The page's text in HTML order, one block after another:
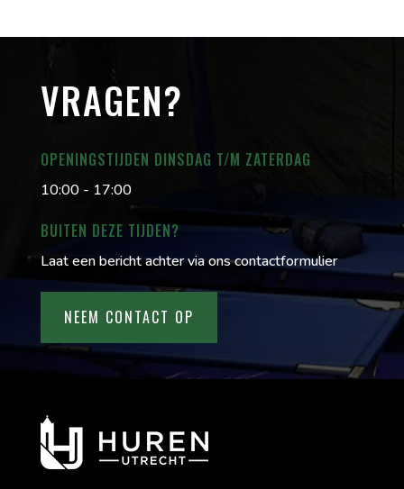
VRAGEN?
OPENINGSTIJDEN DINSDAG T/M ZATERDAG
10:00 - 17:00
BUITEN DEZE TIJDEN?
Laat een bericht achter via ons contactformulier
NEEM CONTACT OP